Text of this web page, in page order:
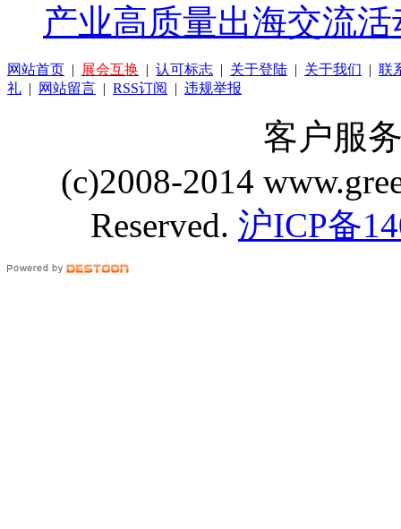
产业高质量出海交流
网站首页 | 展会互换 | 认可标志 | 关于登陆 | 关于我们 | 联
礼 | 网站留言 | RSS订阅 | 违规举报
客户服
(c)2008-2014
Reserved. 沪ICP备